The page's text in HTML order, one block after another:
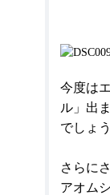
今度は
ル」出
でしょ
さらに
アオム